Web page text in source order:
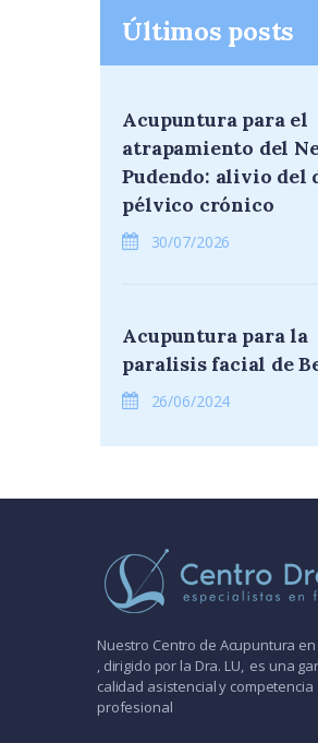
Últimos posts
Acupuntura para el
atrapamiento del
Pudendo: alivio del
pélvico crónico
30/07/2026
Acupuntura para la
paralisis facial de
26/06/2024
Nuestro Centro de Acupuntura
, dirigido por la Dra. LU, es una
calidad asistencial y competencia
profesional